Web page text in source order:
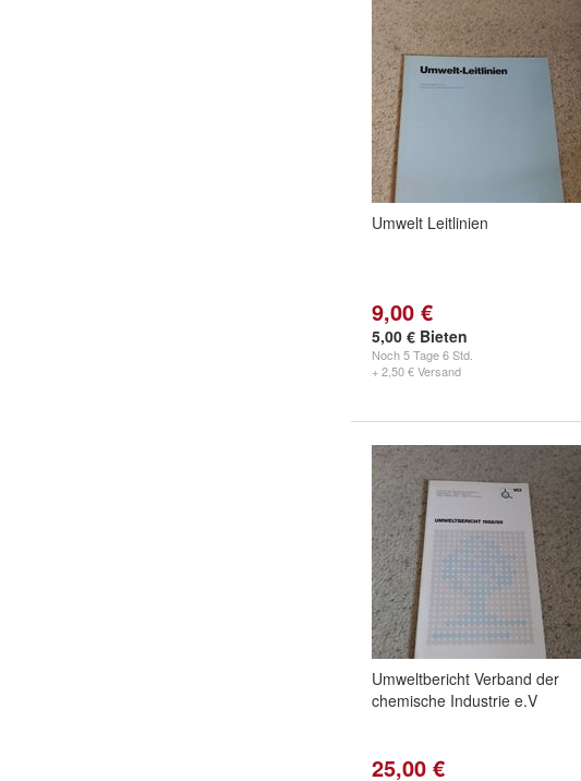
Umwelt Leitlinien
9,00 €
5,00 € Bieten
Noch5 Tage 6 Std.
+ 2,50 € Versand
Umweltbericht Verband der
chemische Industrie e.V
25,00 €